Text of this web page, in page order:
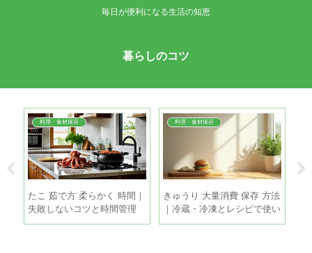
毎日が便利になる生活の知恵
暮らしのコツ
料理・食材保存
たこ 茹で方 柔らかく 時間｜
失敗しないコツと時間管理
料理・食材保存
きゅうり 大量消費 保存 方法
｜冷蔵・冷凍とレシピで使い
きるコツ